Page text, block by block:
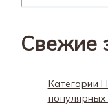
Свежие
Категории